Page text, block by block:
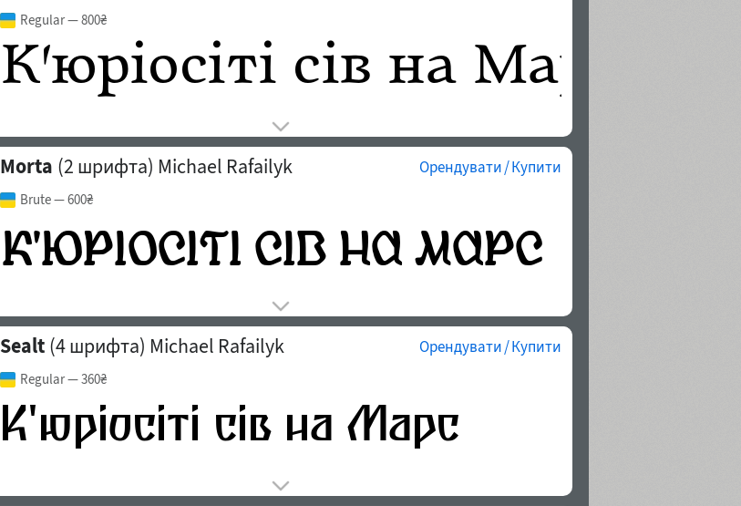
Regular— 800₴
Morta (2 шрифта) Michael Rafailyk Орендувати / Купити
Brute— 600₴
Sealt (4 шрифта) Michael Rafailyk Орендувати / Купити
Regular— 360₴